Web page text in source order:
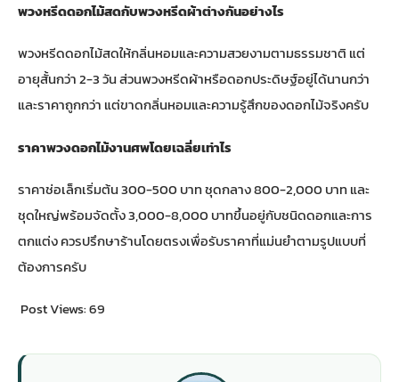
พวงหรีดดอกไม้สดกับพวงหรีดผ้าต่างกันอย่างไร
พวงหรีดดอกไม้สดให้กลิ่นหอมและความสวยงามตามธรรมชาติ แต่
อายุสั้นกว่า 2-3 วัน ส่วนพวงหรีดผ้าหรือดอกประดิษฐ์อยู่ได้นานกว่า
และราคาถูกกว่า แต่ขาดกลิ่นหอมและความรู้สึกของดอกไม้จริงครับ
ราคาพวงดอกไม้งานศพโดยเฉลี่ยเท่าไร
ราคาช่อเล็กเริ่มต้น 300-500 บาท ชุดกลาง 800-2,000 บาท และ
ชุดใหญ่พร้อมจัดตั้ง 3,000-8,000 บาทขึ้นอยู่กับชนิดดอกและการ
ตกแต่ง ควรปรึกษาร้านโดยตรงเพื่อรับราคาที่แม่นยำตามรูปแบบที่
ต้องการครับ
Post Views:69